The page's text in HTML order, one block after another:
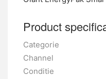
Product
Categorie
Channel
Conditie